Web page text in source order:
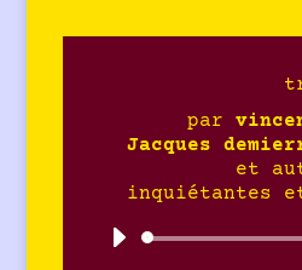
par
Jacques
et
inquiétantes